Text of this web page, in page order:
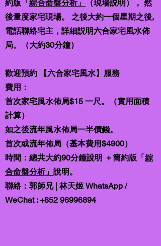
約版「 綜合命盤分析」
（現場説明）， 然
後量度家宅現場。 之後大約一個星期之後,
電話聯絡宅主，詳細説明六合家宅風水佈
局。
（大約30分鐘）
歡迎預約
【六合家宅風水】服務
費用：
首次家宅風水佈局$15 一尺。 （實用面積
計算）
如之後流年風水佈局一半價錢。
首次或流年佈局（基本費用$4900）
時間：總共大約90分鐘說明 ＋簡約版「綜
合命盤分析」 說明。
聯絡：郭師兄 | 林天姬 WhatsApp /
WeChat :+852 96996894